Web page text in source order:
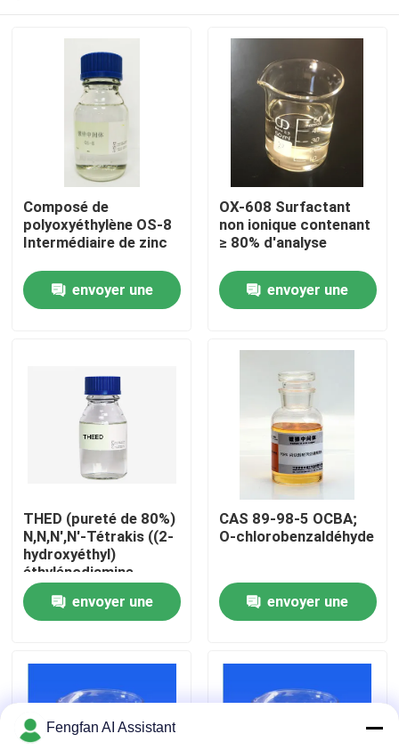
Accueil
Produits
À propos de nous
Visite de l'usine
Contrôle de qualité
Nous contacter
Produits chimiques de zingage
Composé de
polyoxyéthylène OS-8
Intermédiaire de zinc
envoyer une
OX-608 Surfactant
non ionique contenant
≥ 80% d'analyse
envoyer une
THED (pureté de 80%)
N,N,N',N'-Tétrakis ((2-
hydroxyéthyl)
éthylénodiamine
envoyer une
CAS 89-98-5 OCBA;
O-chlorobenzaldéhyde
envoyer une
Fengfan AI Assistant